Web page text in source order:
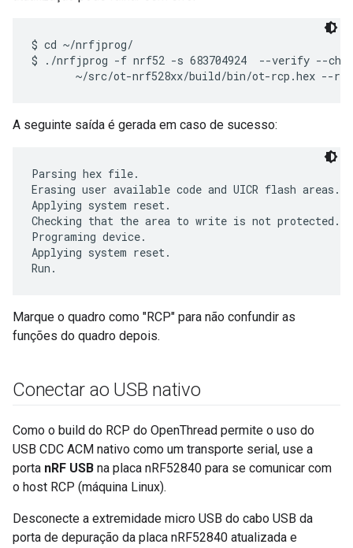
$ cd ~/nrfjprog/
$ ./nrfjprog -f nrf52 -s 683704924  --verify --
A seguinte saída é gerada em caso de sucesso:
Parsing hex file.
Erasing user available code and UICR flash areas.
Applying system reset.
Checking that the area to write is not protected.
Programing device.
Applying system reset.
Marque o quadro como "RCP" para não confundir as
funções do quadro depois.
Conectar ao USB nativo
Como o build do RCP do OpenThread permite o uso do
USB CDC ACM nativo como um transporte serial, use a
porta nRF USB na placa nRF52840 para se comunicar com
o host RCP (máquina Linux).
Desconecte a extremidade micro USB do cabo USB da
porta de depuração da placa nRF52840 atualizada e